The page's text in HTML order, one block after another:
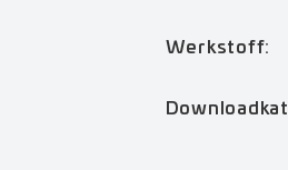
Werkstoff: